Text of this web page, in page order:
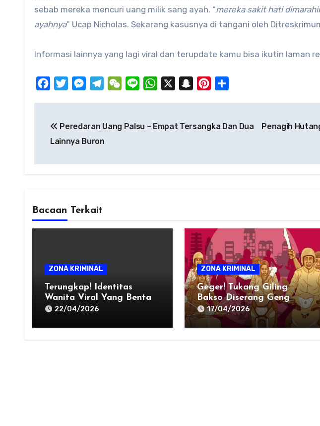
sebab mereka mencuri uang milik sang ayah. “mereka sakit hati
ayahnya” Ucap Nicholas. Sekarang kasusnya di tangani oleh
Informasi lainnya yang lagi viral dan terupdate kamu bisa ikutin laman
FacebookTwitterMessengerTelegramWeChat
Line WhatsApp SnapchatPinterest
navigation
Peredaran Uang Palsu – Empat Tersangka Dan Dua
Lainnya Buron
Penagih
Bacaan Terkait
ZONA KRIMINAL
Terungkap! Identitas
Wanita Viral Yang Bentak
Pemotor & Aniaya Anak
22/04/2026
ZONA KRIMINAL
Geger! Tukang Giling
Bakso Diserang Geng
Motor Di Medan, Ini
Kronologinya
17/04/2026